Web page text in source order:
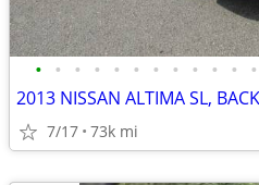
• • • • • • • • • • • •
7/17 73k mi